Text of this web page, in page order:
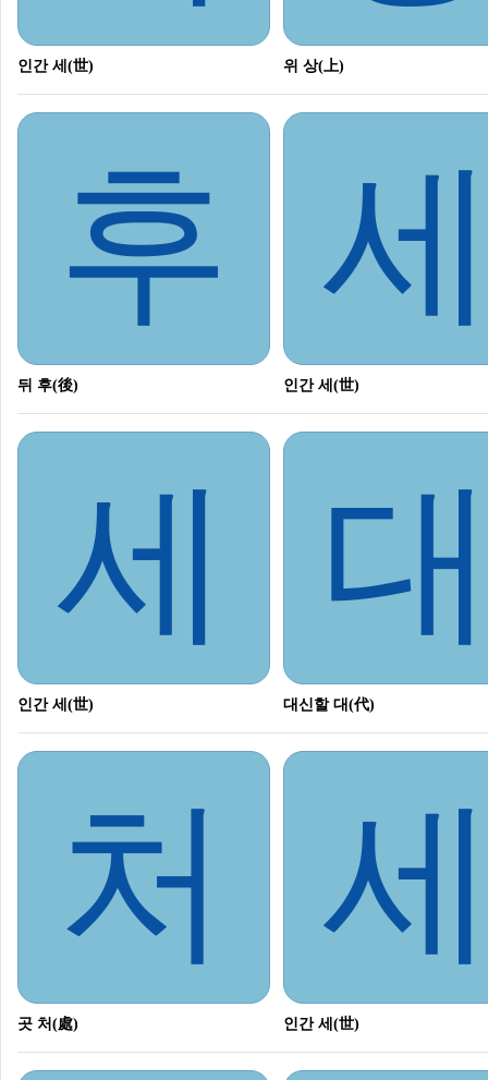
인간 세(世) 위 상(上)
후
뒤 후(後) 인간 세(世)
세
인간 세(世) 대신할 대(代)
처
곳 처(處) 인간 세(世)